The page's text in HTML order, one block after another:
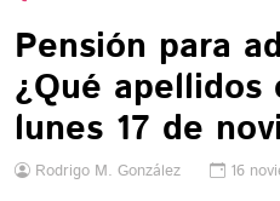
Pensión para
¿Qué apellidos
lunes 17 de
Rodrigo M. González 16